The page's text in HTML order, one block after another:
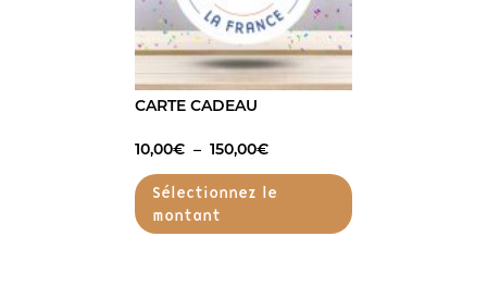
CARTE CADEAU
10,00€ – 150,00€PLAGE
10,00€
150,00€
Sélectionnez le
montant